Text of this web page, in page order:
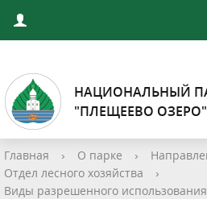
НАЦИОНАЛЬНЫЙ
"ПЛЕЩЕЕВО ОЗЕРО"
Главная › О парке ›
Отдел лесного хозяйства
›
Виды разрешенного